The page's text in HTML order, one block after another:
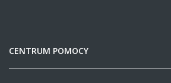
CENTRUM POMOCY